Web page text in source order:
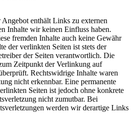
Angebot enthält Links zu externen
Inhalte wir keinen Einfluss haben.
fremden Inhalte auch keine Gewähr
der verlinkten Seiten ist stets der
der Seiten verantwortlich. Die
Zeitpunkt der Verlinkung auf
Rechtswidrige Inhalte waren
nicht erkennbar. Eine permanente
Seiten ist jedoch ohne konkrete
nicht zumutbar. Bei
werden wir derartige Links